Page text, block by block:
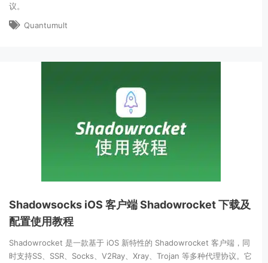
议。
Quantumult
Shadowsocks iOS 客户端 Shadowrocket 下载及
配置使用教程
Shadowrocket 是一款基于 iOS 新特性的 Shadowrocket 客户端，同
时支持SS、SSR、Socks、V2Ray、Xray、Trojan 等多种代理协议。它